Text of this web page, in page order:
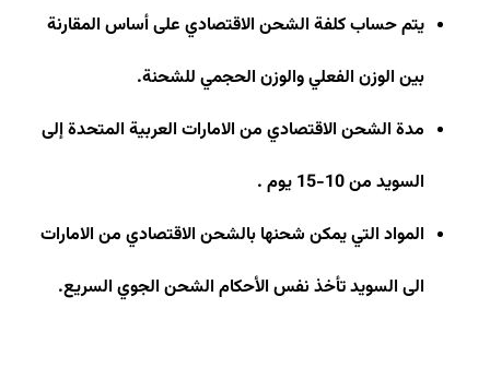
يتم حساب كلفة الشحن الاقتصادي على أساس المقارنة
بين الوزن الفعلي والوزن الحجمي للشحنة.
مدة الشحن الاقتصادي من الامارات العربية المتحدة إلى
السويد من 10-15 يوم
.
المواد التي يمكن شحنها بالشحن الاقتصادي من الامارات
الى السويد تأخذ نفس الأحكام الشحن الجوي السريع.